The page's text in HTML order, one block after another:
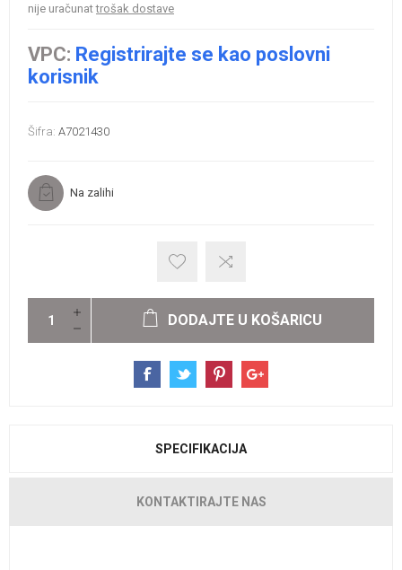
nije uračunattrošak dostave
VPC: Registrirajte se kao poslovni
korisnik
Šifra: A7021430
Na zalihi
DODAJTE U KOŠARICU
SPECIFIKACIJA
KONTAKTIRAJTE NAS